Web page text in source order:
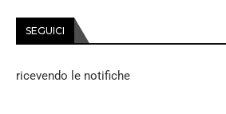
SEGUICI
ricevendo le notifiche